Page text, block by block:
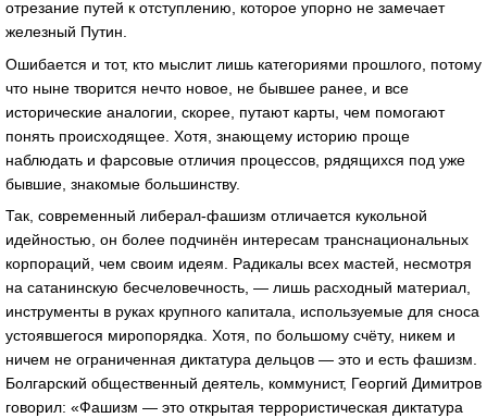
отрезание путей к отступлению, которое упорно не замечает
железный Путин.
Ошибается и тот, кто мыслит лишь категориями прошлого, потому
что ныне творится нечто новое, не бывшее ранее, и все
исторические аналогии, скорее, путают карты, чем помогают
понять происходящее. Хотя, знающему историю проще
наблюдать и фарсовые отличия процессов, рядящихся под уже
бывшие, знакомые большинству.
Так, современный либерал-фашизм отличается кукольной
идейностью, он более подчинён интересам транснациональных
корпораций, чем своим идеям. Радикалы всех мастей, несмотря
на сатанинскую бесчеловечность, — лишь расходный материал,
инструменты в руках крупного капитала, используемые для сноса
устоявшегося миропорядка. Хотя, по большому счёту, никем и
ничем не ограниченная диктатура дельцов — это и есть фашизм.
Болгарский общественный деятель, коммунист, Георгий Димитров
говорил: «Фашизм — это открытая террористическая диктатура